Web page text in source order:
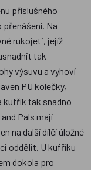
příslušného
Na
rukojeti, jejíž
tak
výsuvu a vyhoví
PU kolečky,
kufřík tak snadno
Pals mají
na další dílčí úložné
oddělit. U kufříku
dokola pro